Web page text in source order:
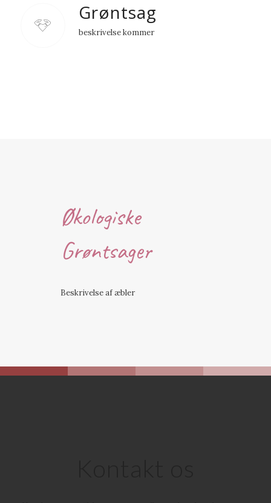
Grøntsag
beskrivelse kommer
Økologiske
Grøntsager
Beskrivelse af æbler